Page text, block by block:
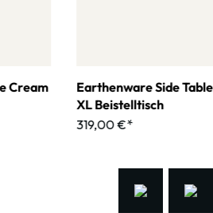
Cream
Earthenware Side
XL Beistelltisch
319,00 €*